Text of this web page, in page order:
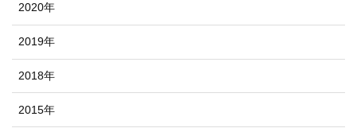
2020年
2019年
2018年
2015年